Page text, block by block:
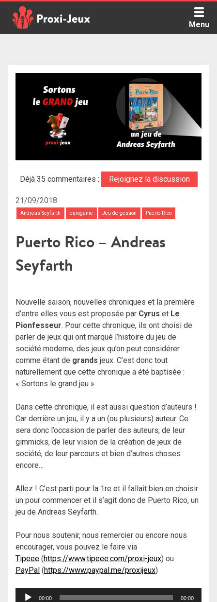
content
Menu
Déjà 35 commentaires : Rejoignez la discussion
21/09/2018
Andreas Seyfarth eurogame Jeu de gestion Puerto Rico
Puerto Rico – Andreas
Seyfarth
Nouvelle saison, nouvelles chroniques et la première
d’entre elles vous est proposée par Cyrus et Le
Pionfesseur. Pour cette chronique, ils ont choisi de
parler de jeux qui ont marqué l’histoire du jeu de
société moderne, des jeux qu’on peut considérer
comme étant de grands jeux. C’est donc tout
naturellement que cette chronique a été baptisée :
« Sortons le grand jeu ».
Dans cette chronique, il est aussi question d’auteurs !
Car derrière un jeu, il y a un (ou plusieurs) auteur. Ce
sera donc l’occasion de parler des auteurs, de leur
gimmicks, de leur vision de la création de jeux de
société, de leur parcours et bien d’autres choses
encore…
Allez ! C’est parti pour la 1re et il fallait bien en choisir
un pour commencer et il s’agit donc de Puerto Rico, un
jeu de Andreas Seyfarth.
Pour nous soutenir, nous remercier ou encore nous
encourager, vous pouvez le faire via
Tipeee (https://www.tipeee.com/proxi-jeux) ou
PayPal (https://www.paypal.me/proxijeux)
Lecteur
00:00 00:00